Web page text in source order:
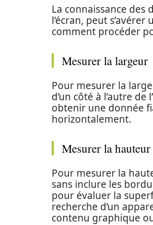
La connaissance
l’écran, peut
comment procéder
Mesurer la largeur
Pour mesurer la
d’un côté à l’autre
obtenir une donnée
horizontalement.
Mesurer la hauteur
Pour mesurer la
sans inclure les
pour évaluer la
recherche d’un
contenu graphique